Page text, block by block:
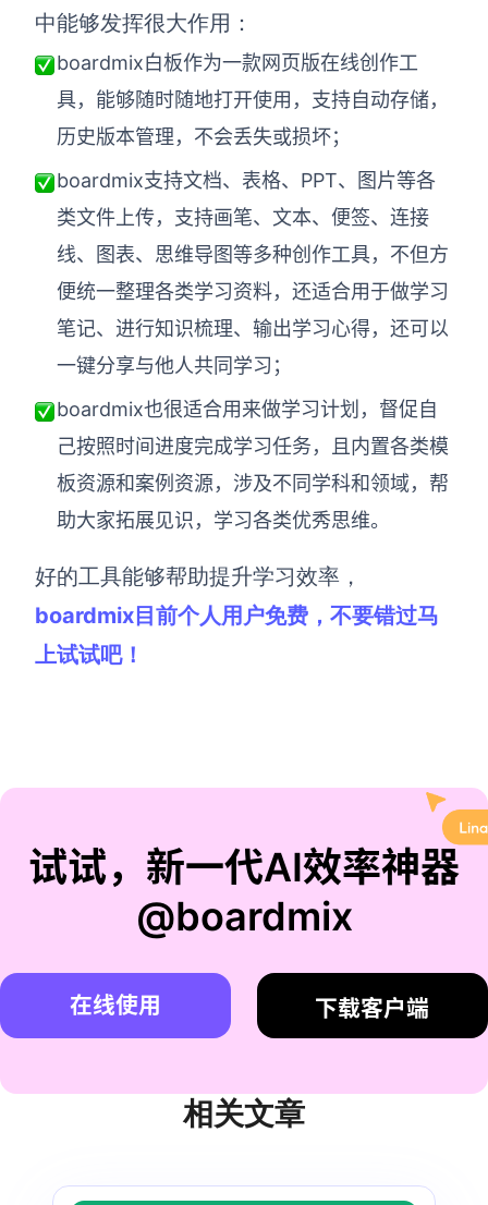
中能够发挥很大作用：
boardmix白板作为一款网页版在线创作工
具，能够随时随地打开使用，支持自动存储，
历史版本管理，不会丢失或损坏；
boardmix支持文档、表格、PPT、图片等各
类文件上传，支持画笔、文本、便签、连接
线、图表、思维导图等多种创作工具，不但方
便统一整理各类学习资料，还适合用于做学习
笔记、进行知识梳理、输出学习心得，还可以
一键分享与他人共同学习；
boardmix也很适合用来做学习计划，督促自
己按照时间进度完成学习任务，且内置各类模
板资源和案例资源，涉及不同学科和领域，帮
助大家拓展见识，学习各类优秀思维。
好的工具能够帮助提升学习效率，
boardmix目前个人用户免费，不要错过马
上试试吧！
试试，新一代AI效率神器
@boardmix
在线使用 下载客户端
相关文章